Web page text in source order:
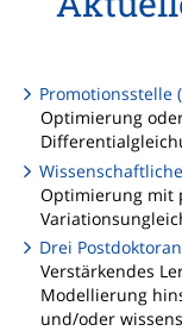
Promotionsstelle
Optimierung
Optimierung mit
Drei
Verstärkendes
Modellierung
und/oder